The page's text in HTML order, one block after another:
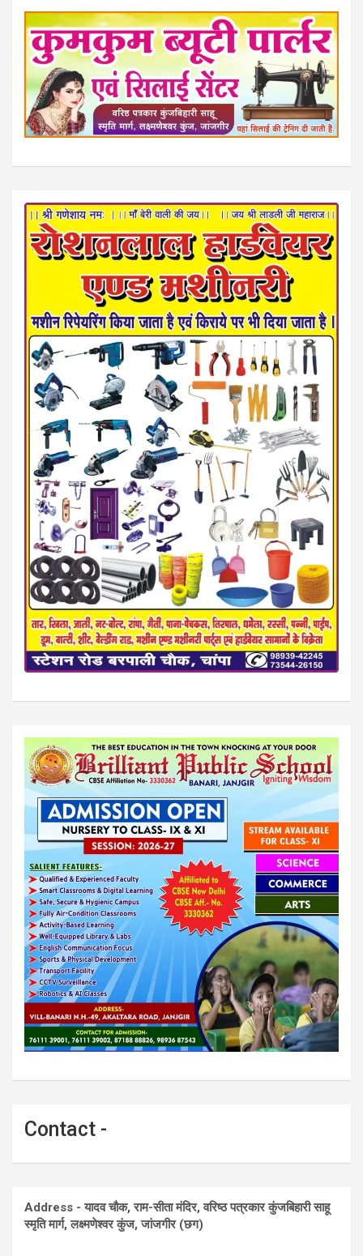
Contact -
Address - यादव चौक, राम-सीता मंदिर, वरिष्ठ पत्रकार कुंजबिहारी साहू
स्मृति मार्ग, लक्ष्मणेश्वर कुंज, जांजगीर (छग)